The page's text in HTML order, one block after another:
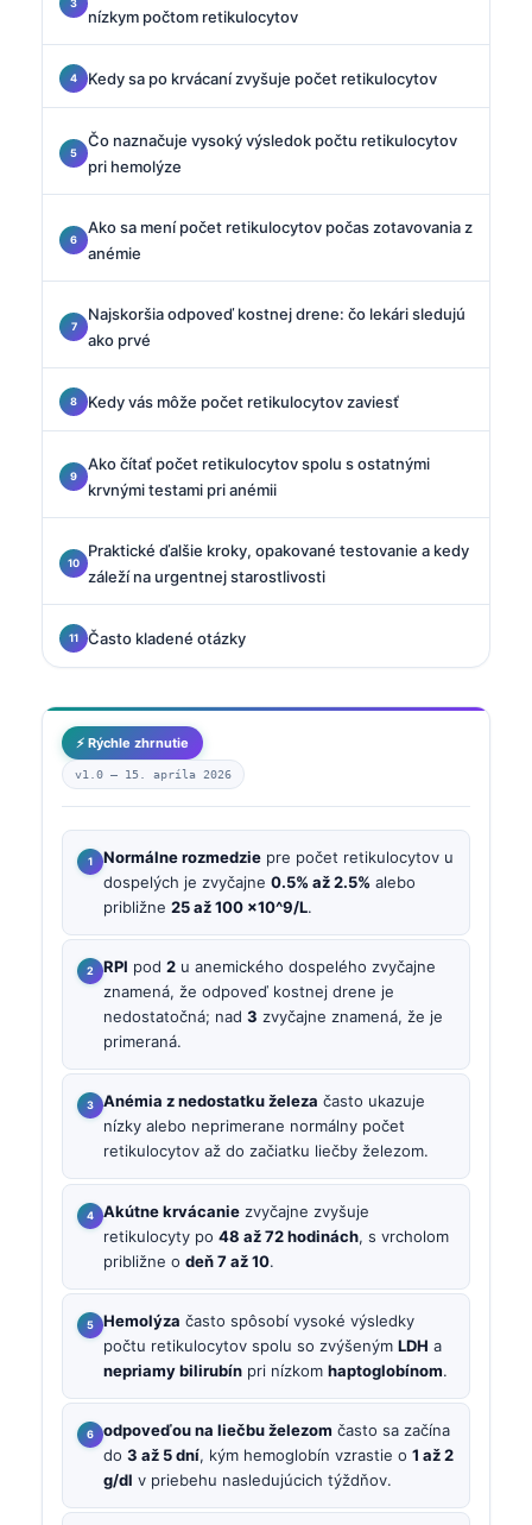
nízkym počtom retikulocytov
Kedy sa po krvácaní zvyšuje počet retikulocytov
Čo naznačuje vysoký výsledok počtu retikulocytov
pri hemolýze
Ako sa mení počet retikulocytov počas zotavovania z
anémie
Najskoršia odpoveď kostnej drene: čo lekári sledujú
ako prvé
Kedy vás môže počet retikulocytov zaviesť
Ako čítať počet retikulocytov spolu s ostatnými
krvnými testami pri anémii
Praktické ďalšie kroky, opakované testovanie a kedy
záleží na urgentnej starostlivosti
Často kladené otázky
⚡ Rýchle zhrnutie
v1.0 — 15. apríla 2026
Normálne rozmedzie pre počet retikulocytov u
dospelých je zvyčajne 0.5% až 2.5% alebo
približne 25 až 100 ×10^9/L.
RPI pod 2 u anemického dospelého zvyčajne
znamená, že odpoveď kostnej drene je
nedostatočná; nad 3 zvyčajne znamená, že je
primeraná.
Anémia z nedostatku železa často ukazuje
nízky alebo neprimerane normálny počet
retikulocytov až do začiatku liečby železom.
Akútne krvácanie zvyčajne zvyšuje
retikulocyty po 48 až 72 hodinách, s vrcholom
približne o deň 7 až 10.
Hemolýza často spôsobí vysoké výsledky
počtu retikulocytov spolu so zvýšeným LDH a
nepriamy bilirubín pri nízkom haptoglobínom.
odpoveďou na liečbu železom často sa začína
do 3 až 5 dní, kým hemoglobín vzrastie o 1 až 2
g/dl v priebehu nasledujúcich týždňov.